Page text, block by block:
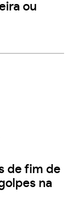
ou
de fim de
na